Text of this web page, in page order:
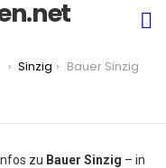
Sinzig Bauer Sinzig
zu Bauer Sinzig – in